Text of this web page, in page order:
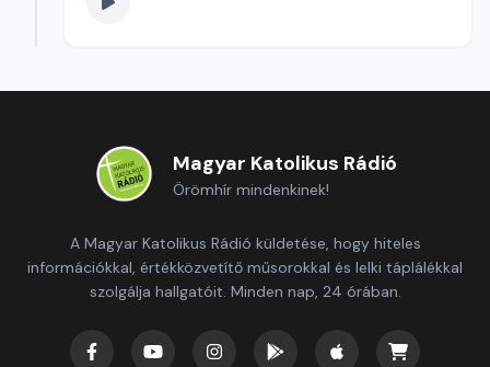
Magyar Katolikus Rádió
Örömhír mindenkinek!
A Magyar Katolikus Rádió küldetése, hogy hiteles
információkkal, értékközvetítő műsorokkal és lelki táplálékkal
szolgálja hallgatóit. Minden nap, 24 órában.